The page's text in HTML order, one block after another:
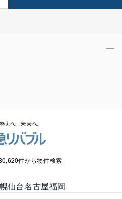
件から物件検索
仙台名古屋福岡